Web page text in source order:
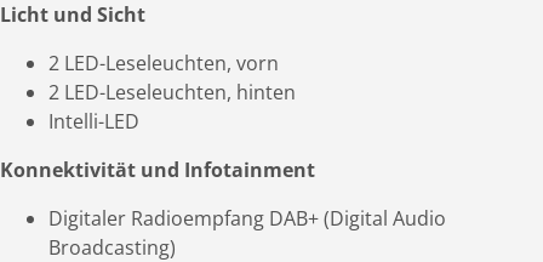
Licht und Sicht
2 LED-Leseleuchten, vorn
2 LED-Leseleuchten, hinten
Intelli-LED
Konnektivität und Infotainment
Digitaler Radioempfang DAB+ (Digital Audio
Broadcasting)